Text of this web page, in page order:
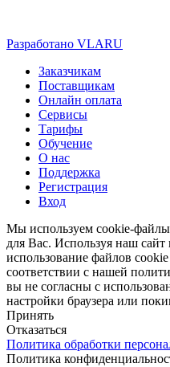
Разработано VLARU
Close
Menu
Заказчикам
Поставщикам
Онлайн оплата
Сервисы
Тарифы
Обучение
О нас
Поддержка
Регистрация
Вход
Мы используем cookie-
для Вас. Используя наш сайт
использование файлов
соответствии с нашей
вы не согласны с
настройки браузера или
Принять
Отказаться
Политика обработки
Политика